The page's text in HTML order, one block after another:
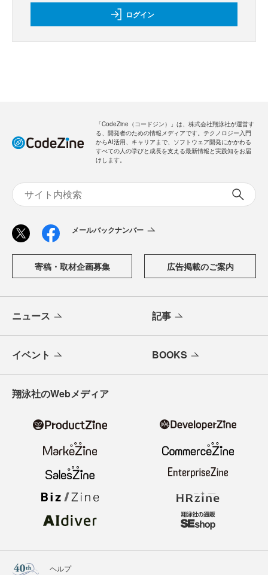
ログイン
「CodeZine（コードジン）」は、株式会社翔泳社が運営す
る、開発者のための情報メディアです。テクノロジー入門
からAI活用、キャリアまで、ソフトウェア開発にかかわる
すべての人の学びと成長を支える最新情報と実践知をお届
けします。
メールバックナンバー
寄稿・取材企画募集 広告掲載のご案内
ニュース 記事
イベント BOOKS
翔泳社のWebメディア
ヘルプ